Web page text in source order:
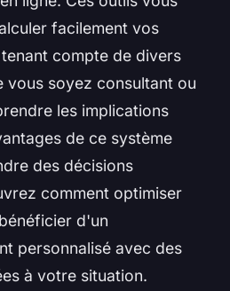
facilement vos
compte de divers
vous soyez consultant ou
les implications
de ce système
des décisions
comment optimiser
d'un
personnalisé avec des
à votre situation.